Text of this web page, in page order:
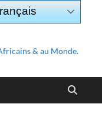
& au Monde.